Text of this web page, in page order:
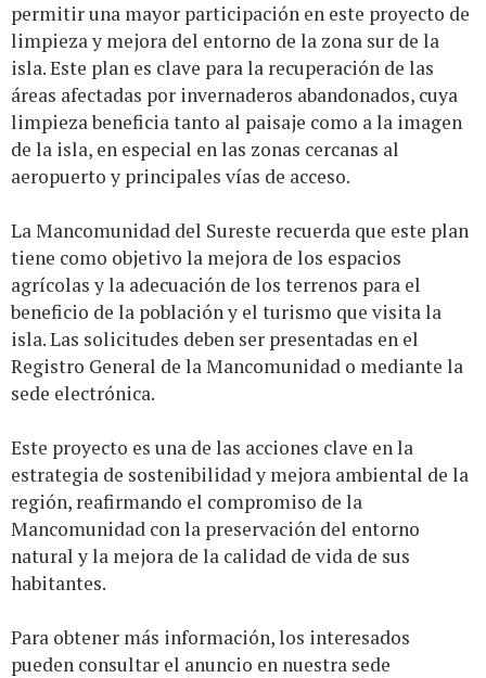
permitir una mayor participación en este proyecto de
limpieza y mejora del entorno de la zona sur de la
isla. Este plan es clave para la recuperación de las
áreas afectadas por invernaderos abandonados, cuya
limpieza beneficia tanto al paisaje como a la imagen
de la isla, en especial en las zonas cercanas al
aeropuerto y principales vías de acceso.
La Mancomunidad del Sureste recuerda que este plan
tiene como objetivo la mejora de los espacios
agrícolas y la adecuación de los terrenos para el
beneficio de la población y el turismo que visita la
isla. Las solicitudes deben ser presentadas en el
Registro General de la Mancomunidad o mediante la
sede electrónica.
Este proyecto es una de las acciones clave en la
estrategia de sostenibilidad y mejora ambiental de la
región, reafirmando el compromiso de la
Mancomunidad con la preservación del entorno
natural y la mejora de la calidad de vida de sus
habitantes.
Para obtener más información, los interesados
pueden consultar el anuncio en nuestra sede